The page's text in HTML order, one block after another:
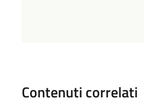
Contenuti correlati